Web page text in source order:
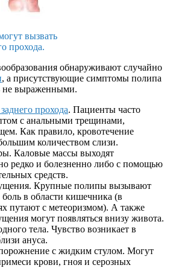
вызвать
прохода.
обнаруживают случайно
, а присутствующие симптомы полипа
не выраженными.
прохода. Пациенты часто
с анальными трещинами,
Как правило, кровотечение
количеством слизи.
Каловые массы выходят
редко и болезненно либо с помощью
средств.
Крупные полипы вызывают
боль в области кишечника (в
путают с метеоризмом). А также
могут появляться внизу живота.
тела. Чувство возникает в
ануса.
с жидким стулом. Могут
крови, гноя и серозных